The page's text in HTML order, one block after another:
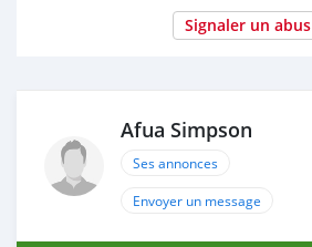
Signaler un abus
Afua Simpson
Ses annonces
Envoyer un message